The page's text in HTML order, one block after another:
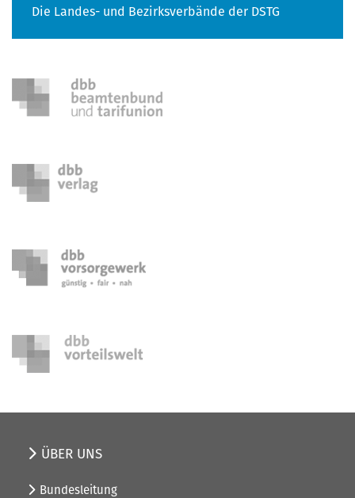
Die Landes- und Bezirksverbände der DSTG
ÜBER UNS
Bundesleitung